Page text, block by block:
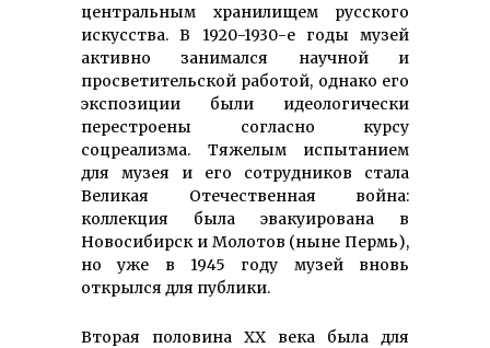
центральным хранилищем русского
искусства. В 1920-1930-е годы музей
активно занимался научной и
просветительской работой, однако его
экспозиции были идеологически
перестроены согласно курсу
соцреализма. Тяжелым испытанием
для музея и его сотрудников стала
Великая Отечественная война:
коллекция была эвакуирована в
Новосибирск и Молотов (ныне Пермь),
но уже в 1945 году музей вновь
открылся для публики.
Вторая половина ХХ века была для